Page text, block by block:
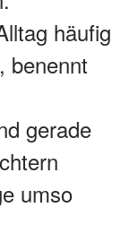
häufig
benennt
gerade
umso